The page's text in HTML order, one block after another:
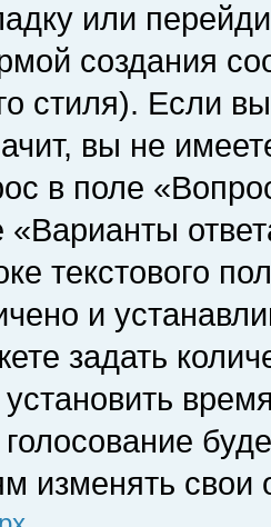
или
создания
стиля). Если
вы не
в поле
«Варианты
текстового
и
задать
голосование
изменять свои